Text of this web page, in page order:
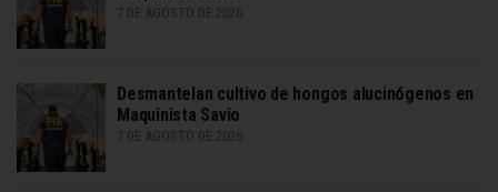
7 DE AGOSTO DE 2026
Desmantelan cultivo de hongos alucinógenos en
Maquinista Savio
7 DE AGOSTO DE 2026